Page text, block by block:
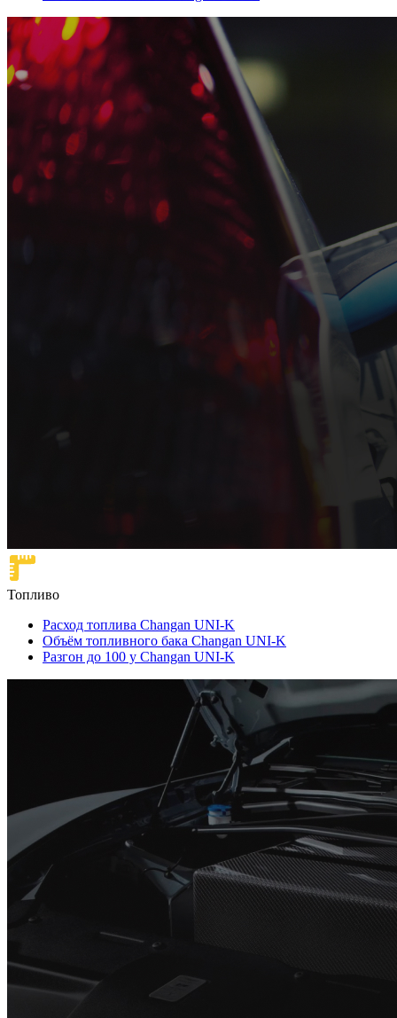
Топливо
Расход топлива Changan UNI-K
Объём топливного бака Changan UNI-K
Разгон до 100 у Changan UNI-K